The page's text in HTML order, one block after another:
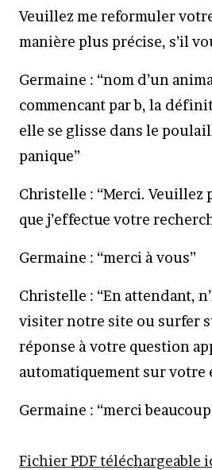
Veuillez me reformuler
manière plus précise, s’il
Germaine : “nom d’un
commencant par b, la
elle se glisse dans le
panique”
Christelle : “Merci. Veuillez
que j’effectue votre
Germaine : “merci à vous”
Christelle : “En attendant,
visiter notre site ou surfer
réponse à votre question
automatiquement sur votre
Germaine : “merci
Fichier PDF téléchargeable